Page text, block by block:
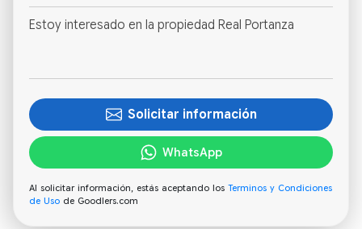
Solicitar información
WhatsApp
Al solicitar información, estás aceptando los Terminos y Condiciones
de Uso de Goodlers.com